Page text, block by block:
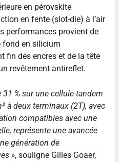
en pérovskite
en fente (slot-die) à l’air
performances provient de
fond en silicium
fin des encres et de la tête
revêtement antireflet.
% sur une cellule tandem
à deux terminaux (2T), avec
compatibles avec une
représente une avancée
génération de
», souligne Gilles Goaer,